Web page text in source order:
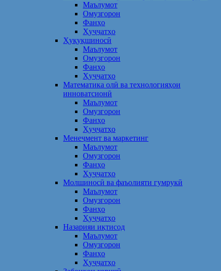
Маълумот
Омузгорон
Фанҳо
Ҳуҷҷатҳо
Ҳуқуқшиносӣ
Маълумот
Омузгорон
Фанҳо
Ҳуҷҷатҳо
Математика олӣ ва технологияҳои
инноватсионӣ
Маълумот
Омузгорон
Фанҳо
Ҳуҷҷатҳо
Менеҷмент ва маркетинг
Маълумот
Омузгорон
Фанҳо
Ҳуҷҷатҳо
Молшиносӣ ва фаъолияти гумрукӣ
Маълумот
Омузгорон
Фанҳо
Ҳуҷҷатҳо
Назарияи иқтисод
Маълумот
Омузгорон
Фанҳо
Ҳуҷҷатҳо